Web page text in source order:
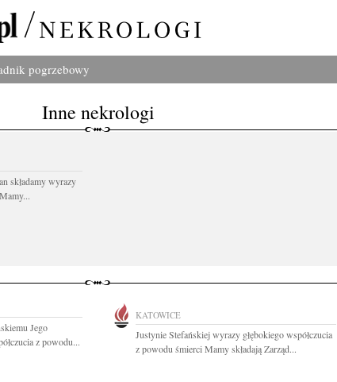
pogrzebowy
Inne nekrologi
składamy wyrazy
Jego
z powodu...
KATOWICE
Justynie Stefańskiej wyrazy głębokiego współczucia
z powodu śmierci Mamy składają Zarząd...